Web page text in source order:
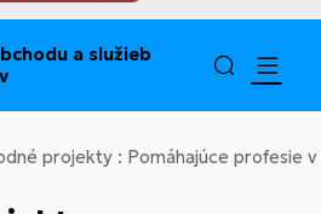
a služieb
projekty : Pomáhajúce profesie